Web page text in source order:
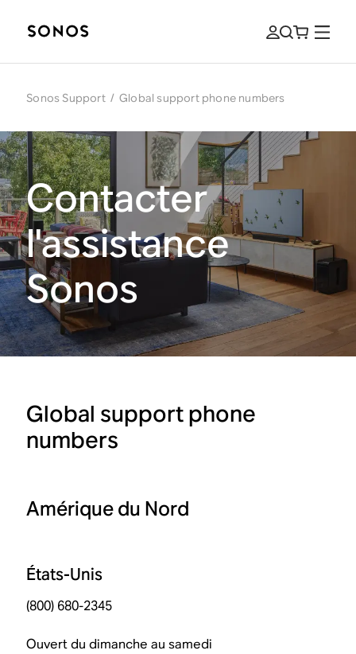
Sonos Support / Global support phone numbers
Contacter
l'assistance
Sonos
Global support phone
numbers
Amérique du Nord
États-Unis
(800) 680-2345
Ouvert du dimanche au samedi